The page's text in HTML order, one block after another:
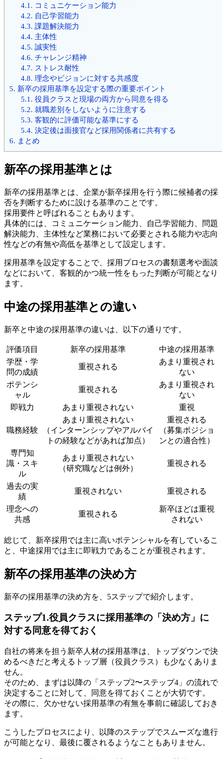
4.1. コミュニケーション能力
4.2. 自己学習能力
4.3. 課題解決能力
4.4. 主体性
4.5. 誠実性
4.6. チャレンジ精神
4.7. ストレス耐性
4.8. 理念やビジョンに対する共感度
5. 新卒の採用基準を設定する際の重要ポイント
5.1. 役員クラスと現場の両方から同意を得る
5.2. 就職差別をしないように注意する
5.3. 客観的に評価可能な基準にする
5.4. 決定後は面接官など採用関係者に共有する
6. まとめ
新卒の採用基準とは
新卒の採用基準とは、企業が新卒採用を行う際に候補者の採
否を判断するために設ける基準のことです。
採用要件と呼ばれることもあります。
具体的には、コミュニケーション能力、自己学習能力、問題
解決能力、主体性など業務において必要とされる能力や志向
性などの有無や高低を基準として設定します。
採用基準を設定することで、採用プロセスの書類選考や面談
などにおいて、客観的かつ統一性をもった判断が可能となり
ます。
中途の採用基準との違い
新卒と中途の採用基準の違いは、以下の通りです。
評価項目 新卒の採用基準
中途の採用基準
学歴・学
問の成績
重視される
あまり重視され
ない
ポテンシ
ャル
重視される
あまり重視され
ない
即戦力
あまり重視されない 重視
職務経験
あまり重視されない
（インターンシップやアルバイ
トの経験などがあれば加点）
重視される
（募集ポジショ
ンとの適合性）
専門知
識・スキ
ル
あまり重視されない
（研究職などは例外）
重視される
過去の実
績
重視されない 重視される
理念への
共感
重視される
新卒ほどは重視
されない
総じて、新卒採用では主に高いポテンシャルを有しているこ
と、中途採用では主に即戦力であることが重視されます。
新卒の採用基準の決め方
新卒の採用基準の決め方を、5ステップで紹介します。
ステップ1.役員クラスに採用基準の「決め方」に
対する同意を得ておく
自社の将来を担う新卒人材の採用基準は、トップダウンで決
めるべきだと考えるトップ層（役員クラス）も少なくありま
せん。
そのため、まずは以降の「ステップ2〜ステップ4」の流れで
決定することに対して、同意を得ておくことが大切です。
その際に、欠かせない採用基準の有無を事前に確認しておき
ます。
こうしたプロセスにより、以降のステップでスムーズな進行
が可能となり、最後に覆されるようなこともありません。